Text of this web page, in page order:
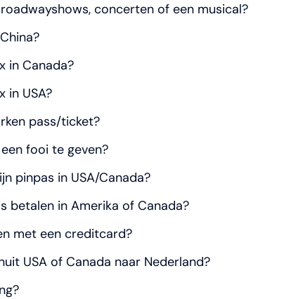
concerten of een musical?
in Canada?
in USA?
pass/ticket?
fooi te geven?
pinpas in USA/Canada?
betalen in Amerika of Canada?
met een creditcard?
USA of Canada naar Nederland?